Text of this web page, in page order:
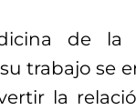
de la
trabajo se
la